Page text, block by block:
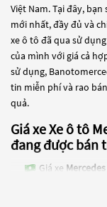
Việt Nam. Tại đây,
mới nhất, đầy đủ và
xe ô tô đã qua sử
của mình với giá cả
sử dụng,
tin miễn phí và rao
quả.
Giá xe Xe ô tô
đang được bán
Giá xe